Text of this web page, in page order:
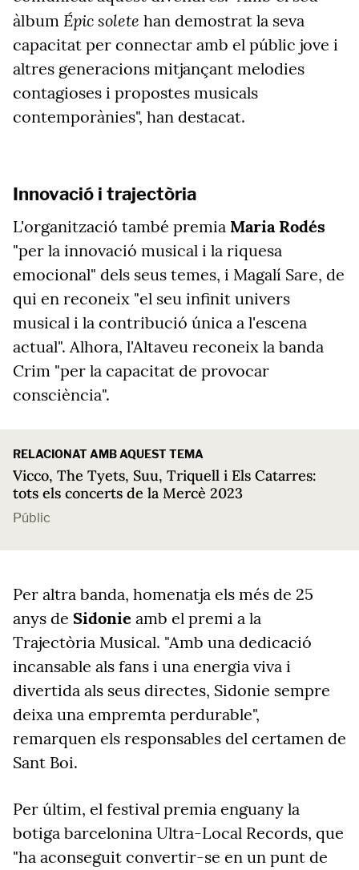
àlbum Épic solete han demostrat la seva
capacitat per connectar amb el públic jove i
altres generacions mitjançant melodies
contagioses i propostes musicals
contemporànies", han destacat.
Innovació i trajectòria
L'organització també premia Maria Rodés
"per la innovació musical i la riquesa
emocional" dels seus temes, i Magalí Sare, de
qui en reconeix "el seu infinit univers
musical i la contribució única a l'escena
actual". Alhora, l'Altaveu reconeix la banda
Crim "per la capacitat de provocar
consciència".
RELACIONAT AMB AQUEST TEMA
Vicco, The Tyets, Suu, Triquell i Els Catarres:
tots els concerts de la Mercè 2023
Públic
Per altra banda, homenatja els més de 25
anys de Sidonie amb el premi a la
Trajectòria Musical. "Amb una dedicació
incansable als fans i una energia viva i
divertida als seus directes, Sidonie sempre
deixa una empremta perdurable",
remarquen els responsables del certamen de
Sant Boi.
Per últim, el festival premia enguany la
botiga barcelonina Ultra-Local Records, que
"ha aconseguit convertir-se en un punt de